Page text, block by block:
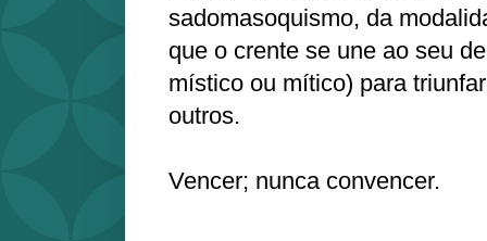
sadomasoquismo, da
que o crente se une ao seu
místico ou mítico) para
outros.
Vencer; nunca convencer.